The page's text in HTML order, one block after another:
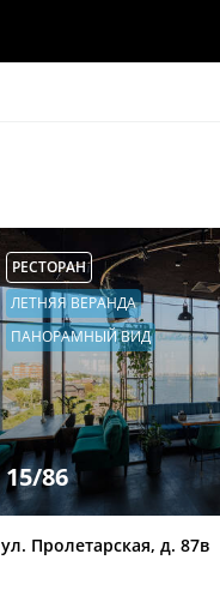
РЕСТОРАН
ЛЕТНЯЯ ВЕРАНДА
ПАНОРАМНЫЙ ВИД
15/86
ул. Пролетарская, д. 87в